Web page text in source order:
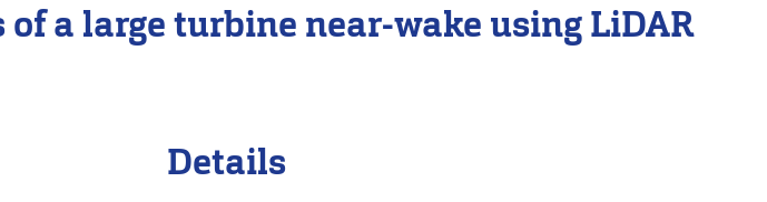
Head
a large turbine near-wake using LiDAR
Details